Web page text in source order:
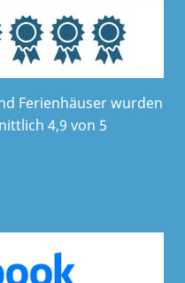
Ferienhäuser wurden
4,9 von 5